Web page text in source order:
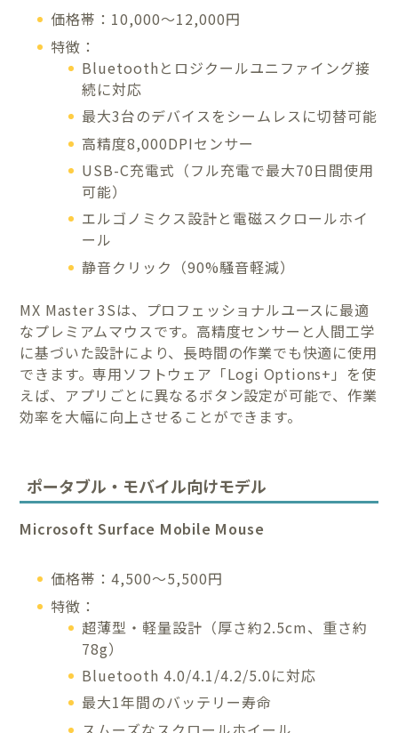
価格帯：10,000〜12,000円
特徴：
Bluetoothとロジクールユニファイング接
続に対応
最大3台のデバイスをシームレスに切替可能
高精度8,000DPIセンサー
USB-C充電式（フル充電で最大70日間使用
可能）
エルゴノミクス設計と電磁スクロールホイ
ール
静音クリック（90%騒音軽減）
MX Master 3Sは、プロフェッショナルユースに最適
なプレミアムマウスです。高精度センサーと人間工学
に基づいた設計により、長時間の作業でも快適に使用
できます。専用ソフトウェア「Logi Options+」を使
えば、アプリごとに異なるボタン設定が可能で、作業
効率を大幅に向上させることができます。
ポータブル・モバイル向けモデル
Microsoft Surface Mobile Mouse
価格帯：4,500〜5,500円
特徴：
超薄型・軽量設計（厚さ約2.5cm、重さ約
78g）
Bluetooth 4.0/4.1/4.2/5.0に対応
最大1年間のバッテリー寿命